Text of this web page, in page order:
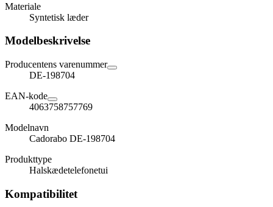
Materiale
Syntetisk læder
Modelbeskrivelse
Producentens varenummer
DE-198704
EAN-kode
4063758757769
Modelnavn
Cadorabo DE-198704
Produkttype
Halskædetelefonetui
Kompatibilitet